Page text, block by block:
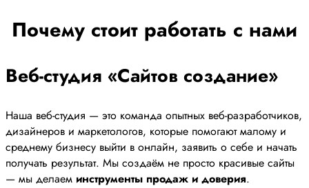
Почему стоит работать с нами
Веб-студия «Сайтов создание»
Наша веб-студия — это команда опытных веб-разработчиков,
дизайнеров и маркетологов, которые помогают малому и
среднему бизнесу выйти в онлайн, заявить о себе и начать
получать результат. Мы создаём не просто красивые сайты
— мы делаем инструменты продаж и доверия.